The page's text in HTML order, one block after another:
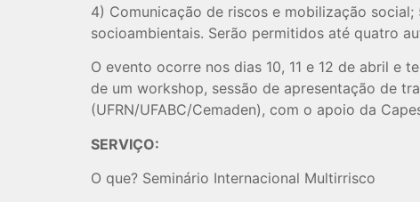
4) Comunicação de riscos e mobilização
socioambientais. Serão permitidos até quatro
O evento ocorre nos dias 10, 11 e 12 de abril e
de um workshop, sessão de apresentação de
(UFRN/UFABC/Cemaden), com o apoio da
SERVIÇO:
O que? Seminário Internacional Multirrisco